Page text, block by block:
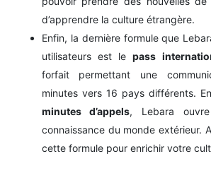
d’apprendre la culture étrangère.
Enfin, la dernière formule que
utilisateurs est lepass
forfait permettant une
minutes vers 16 pays différents.
minutes d’appels, Lebara
connaissance du monde extérieur.
cette formule pour enrichir votre